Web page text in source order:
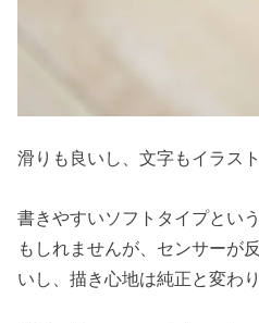
滑りも良いし、文字もイラス
書きやすいソフトタイプとい
もしれませんが、センサーが
いし、描き心地は純正と変わり